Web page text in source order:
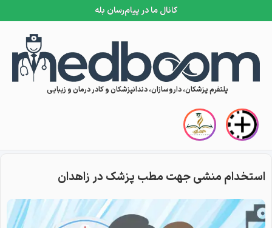
کانال ما در پیام‌رسان بله
Skip to content
پلتفرم پزشکان، داروسازان، دندانپزشکان و کادر درمان و زیبایی
استخدام منشی جهت مطب پزشک در زاهدان